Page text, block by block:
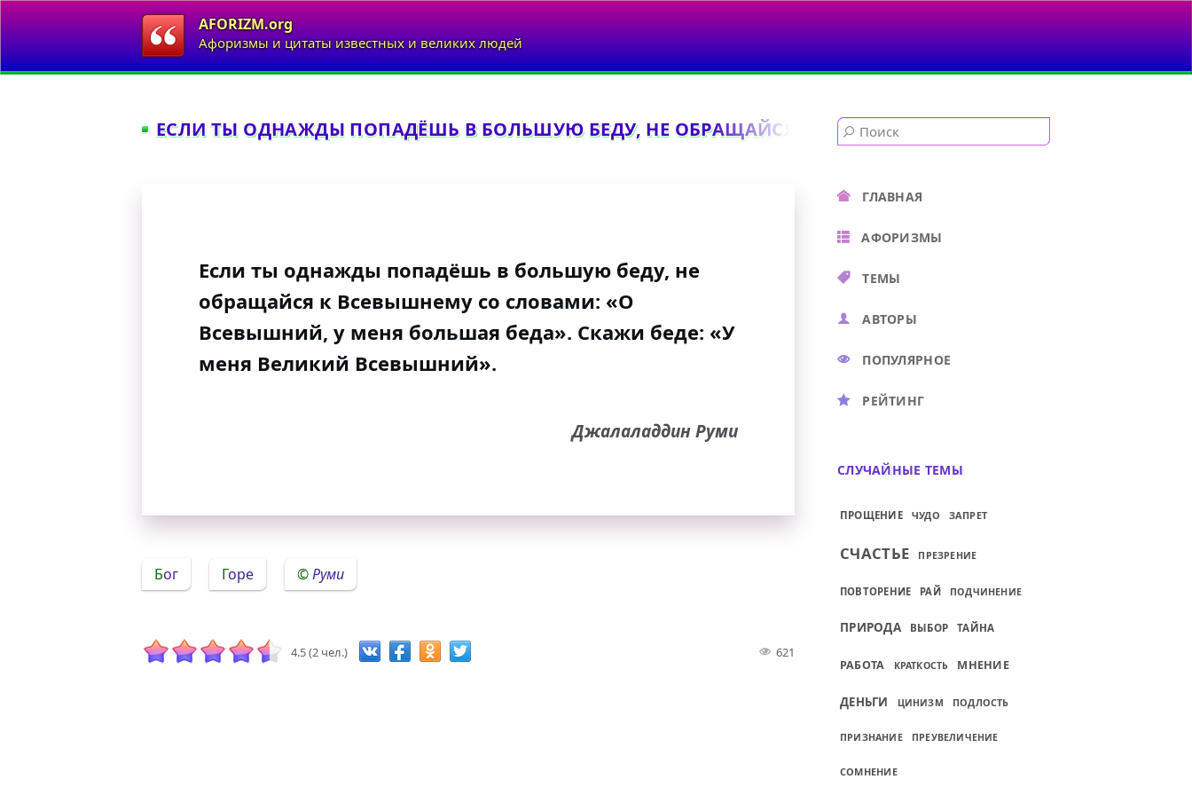
AFORIZM.org
Афоризмы и цитаты известных и великих людей
ЕСЛИ ТЫ ОДНАЖДЫ ПОПАДЁШЬ В БОЛЬШУЮ БЕДУ, НЕ ОБРАЩАЙСЯ К ВСЕВЫШНЕМУ...
Если ты однажды попадёшь в большую беду, не
обращайся к Всевышнему со словами: «О
Всевышний, у меня большая беда». Скажи беде: «У
меня Великий Всевышний».
Джалаладдин Руми
Бог Горе Руми
4.5 (2 чел.) 621
ГЛАВНАЯ
АФОРИЗМЫ
ТЕМЫ
АВТОРЫ
ПОПУЛЯРНОЕ
РЕЙТИНГ
СЛУЧАЙНЫЕ ТЕМЫ
ПРОЩЕНИЕ ЧУДО ЗАПРЕТ
СЧАСТЬЕ ПРЕЗРЕНИЕ
ПОВТОРЕНИЕ РАЙ ПОДЧИНЕНИЕ
ПРИРОДА ВЫБОР ТАЙНА
РАБОТА КРАТКОСТЬ МНЕНИЕ
ДЕНЬГИ ЦИНИЗМ ПОДЛОСТЬ
ПРИЗНАНИЕ ПРЕУВЕЛИЧЕНИЕ
СОМНЕНИЕ